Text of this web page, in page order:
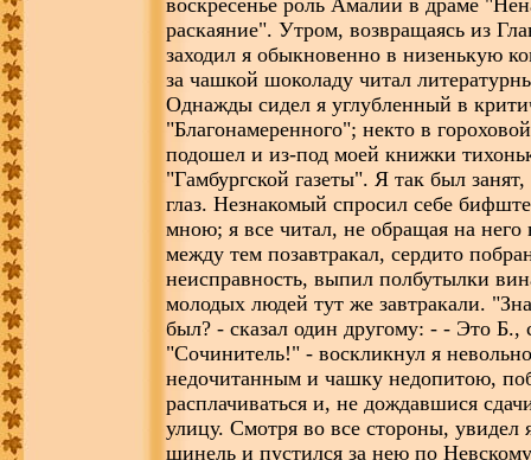
воскресенье роль Амалии в драме
раскаяние". Утром, возвращаясь из
заходил я обыкновенно в низенькую
за чашкой шоколаду читал
Однажды сидел я углубленный в
"Благонамеренного"; некто в
подошел и из-под моей книжки
"Гамбургской газеты". Я так был
глаз. Незнакомый спросил себе
мною; я все читал, не обращая на
между тем позавтракал, сердито
неисправность, выпил полбутылки
молодых людей тут же завтракали.
был? - сказал один другому: - - Это Б.,
"Сочинитель!" - воскликнул я
недочитанным и чашку недопитою,
расплачиваться и, не дождавшися
улицу. Смотря во все стороны, увидел
шинель и пустился за нею по